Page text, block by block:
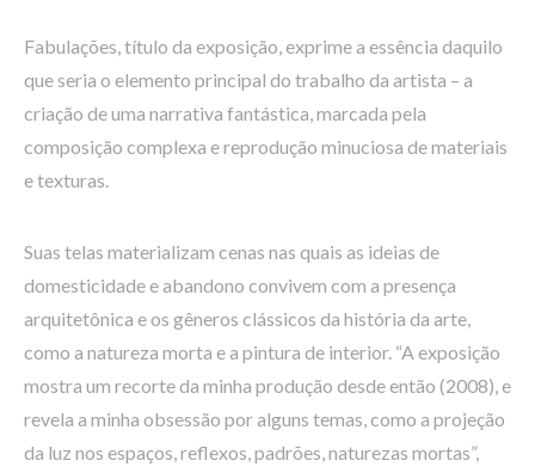
Fabulações, título da exposição, exprime a essência daquilo
que seria o elemento principal do trabalho da artista – a
criação de uma narrativa fantástica, marcada pela
composição complexa e reprodução minuciosa de materiais
e texturas.
Suas telas materializam cenas nas quais as ideias de
domesticidade e abandono convivem com a presença
arquitetônica e os gêneros clássicos da história da arte,
como a natureza morta e a pintura de interior. “A exposição
mostra um recorte da minha produção desde então (2008), e
revela a minha obsessão por alguns temas, como a projeção
da luz nos espaços, reflexos, padrões, naturezas mortas”,